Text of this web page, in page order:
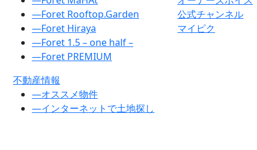
―Foret Rooftop.Garden
―Foret Hiraya
―Foret 1.5 – one half –
―Foret PREMIUM
不動産情報
―オススメ物件
―インターネットで土地探し
公式チャンネル
マイピク